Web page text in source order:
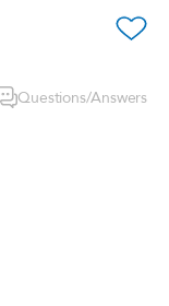
favorite_border
Questions/Answers